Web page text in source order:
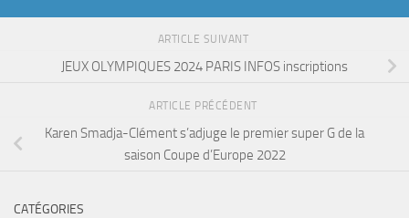
ARTICLE SUIVANT
JEUX OLYMPIQUES 2024 PARIS INFOS inscriptions
ARTICLE PRÉCÉDENT
Karen Smadja-Clément s’adjuge le premier super G de la
saison Coupe d’Europe 2022
CATÉGORIES